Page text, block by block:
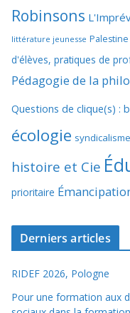
Robinsons
littérature jeunesse Palestine
d'élèves, pratiques de
Pédagogie de la
Questions de clique(s) :
écologie syndicalisme
histoire et Cie
prioritaire
Derniers articles
RIDEF 2026, Pologne
Pour une formation aux